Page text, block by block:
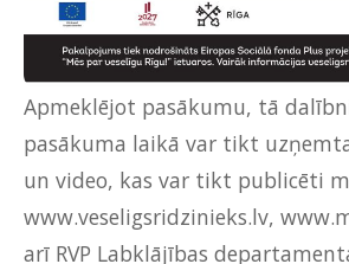
Apmeklējot pasākumu, tā
pasākuma laikā var tikt
un video, kas var tikt publicēti
www.veseligsridzinieks.lv,
arī RVP Labklājības